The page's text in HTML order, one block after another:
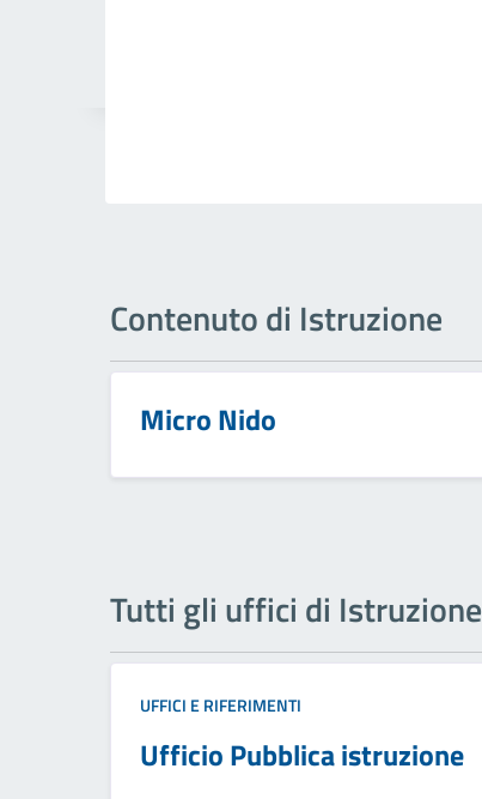
Contenuto di Istruzione
Micro Nido
Tutti gli uffici di Istruzione
UFFICI E RIFERIMENTI
Ufficio Pubblica istruzione